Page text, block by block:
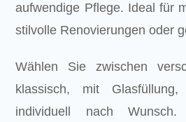
aufwendige Pflege. Ideal für
stilvolle Renovierungen oder
Wählen Sie zwischen
klassisch, mit
individuell nach Wunsch.